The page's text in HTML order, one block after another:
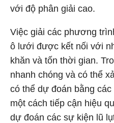
với độ phân giải cao.
Việc giải các phương
ô lưới được kết nối với
khăn và tốn thời gian.
nhanh chóng và có thể
có thể dự đoán bằng
một cách tiếp cận hiệu
dự đoán các sự kiện lũ